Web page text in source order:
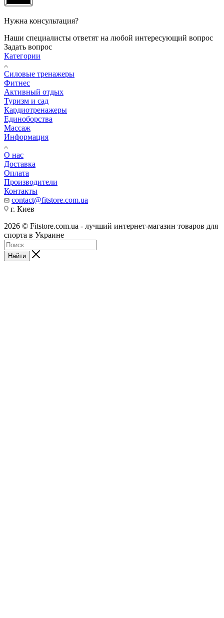
Нужна консультация?
Наши специалисты ответят на любой интересующий вопрос
Задать вопрос
Категории
Силовые тренажеры
Фитнес
Активный отдых
Туризм и сад
Кардиотренажеры
Единоборства
Массаж
Информация
О нас
Доставка
Оплата
Производители
Контакты
contact@fitstore.com.ua
г. Киев
2026 © Fitstore.com.ua - лучший интернет-магазин товаров для
спорта в Украине
Найти